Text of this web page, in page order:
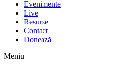
Evenimente
Live
Resurse
Contact
Donează
Meniu